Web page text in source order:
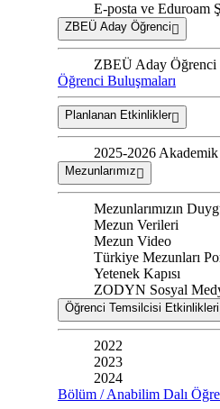
E-posta ve Eduroam
ZBEÜ Aday Öğrenci
ZBEÜ Aday Öğrenci
Öğrenci Buluşmaları
Planlanan Etkinlikler
2025-2026
Mezunlarımız
Mezunlarımızın
Mezun Verileri
Mezun Video
Türkiye Mezunları
Yetenek Kapısı
ZODYN Sosyal
Öğrenci Temsilcisi Etkinlikleri
2022
2023
2024
Bölüm / Anabilim Dalı